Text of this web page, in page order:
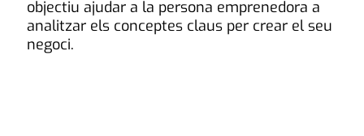
objectiu ajudar a la persona emprenedora a
analitzar els conceptes claus per crear el seu
negoci.